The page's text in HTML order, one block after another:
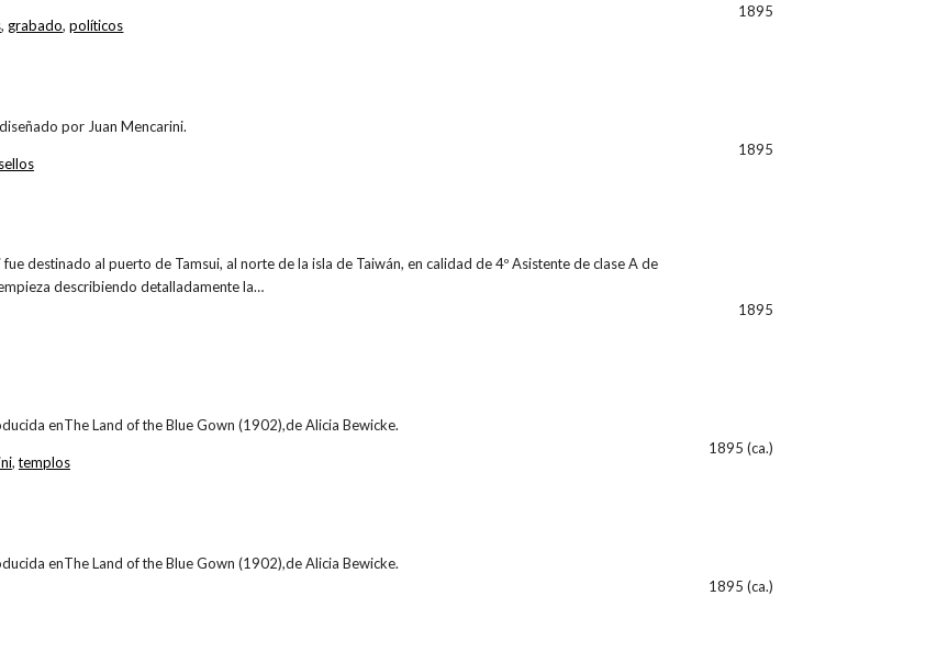
1895
, grabado,políticos
por Juan Mencarini.
1895
sellos
destinado al puerto de Tamsui, al norte de la isla de Taiwán, en calidad de 4º Asistente de clase A de
describiendo detalladamente la…
1895
enThe Land of the Blue Gown (1902),de Alicia Bewicke.
1895 (ca.)
,templos
enThe Land of the Blue Gown (1902),de Alicia Bewicke.
1895 (ca.)